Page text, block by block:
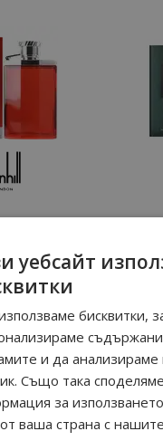
44 лв. 45.90€
уебсайт
бисквитки,
и да
Също така споделяме
за
ваша страна с нашите